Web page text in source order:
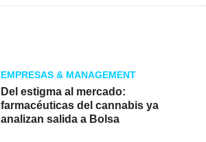
EMPRESAS & MANAGEMENT
Del estigma al mercado:
farmacéuticas del cannabis ya
analizan salida a Bolsa